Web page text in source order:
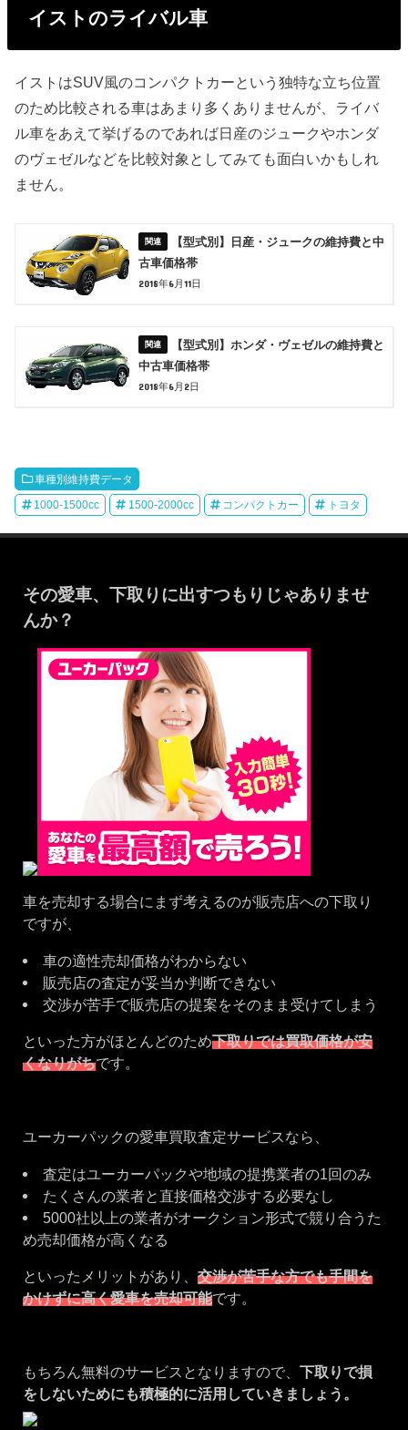
イストのライバル車
イストはSUV風のコンパクトカーという独特な立ち位置
のため比較される車はあまり多くありませんが、ライバ
ル車をあえて挙げるのであれば日産のジュークやホンダ
のヴェゼルなどを比較対象としてみても面白いかもしれ
ません。
【型式別】日産・ジュークの維持費と中
古車価格帯
2018年6月11日
【型式別】ホンダ・ヴェゼルの維持費と
中古車価格帯
2018年6月2日
車種別維持費データ
1000-1500cc 1500-2000cc コンパクトカー トヨタ
その愛車、下取りに出すつもりじゃありませ
んか？
車を売却する場合にまず考えるのが販売店への下取り
ですが、
車の適性売却価格がわからない
販売店の査定が妥当か判断できない
交渉が苦手で販売店の提案をそのまま受けてしまう
といった方がほとんどのため下取りでは買取価格が安
くなりがちです。
ユーカーパックの愛車買取査定サービスなら、
査定はユーカーパックや地域の提携業者の1回のみ
たくさんの業者と直接価格交渉する必要なし
5000社以上の業者がオークション形式で競り合うた
め売却価格が高くなる
といったメリットがあり、 交渉が苦手な方でも手間を
かけずに高く愛車を売却可能です。
もちろん無料のサービスとなりますので、 下取りで損
をしないためにも積極的に活用していきましょう。